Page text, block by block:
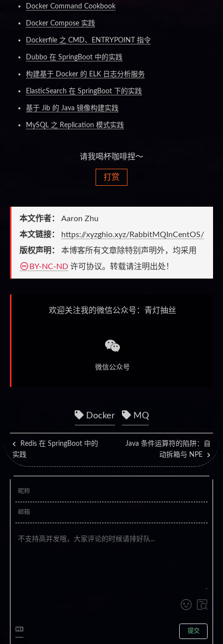
Docker Command Cookbook
Docker Compose 实践
Dockerfile 之 CMD、ENTRYPOINT 指令
Dubbo 在 SpringBoot 中的实践
构建基于 Docker 的 ELK 日志分析服务
ElasticSearch 在 SpringBoot 下的实践
基于 Jib 的 Java 镜像构建实践
MySQL 之 Replication 模式实践
请我喝杯咖啡捏～
打赏
本文作者： Aaron Zhu
本文链接：
https://xyzghio.xyz/RabbitMQInCentOS/
版权声明： 本博客所有文章除特别声明外，均采用
BY-NC-ND 许可协议。转载请注明出处！
欢迎关注我的微信公众号：青灯抽丝
微信公众号
Docker MQ
Redis 在 SpringBoot 中的
实践
Java 条件运算符的陷阱：自
动拆箱与 NPE
提交